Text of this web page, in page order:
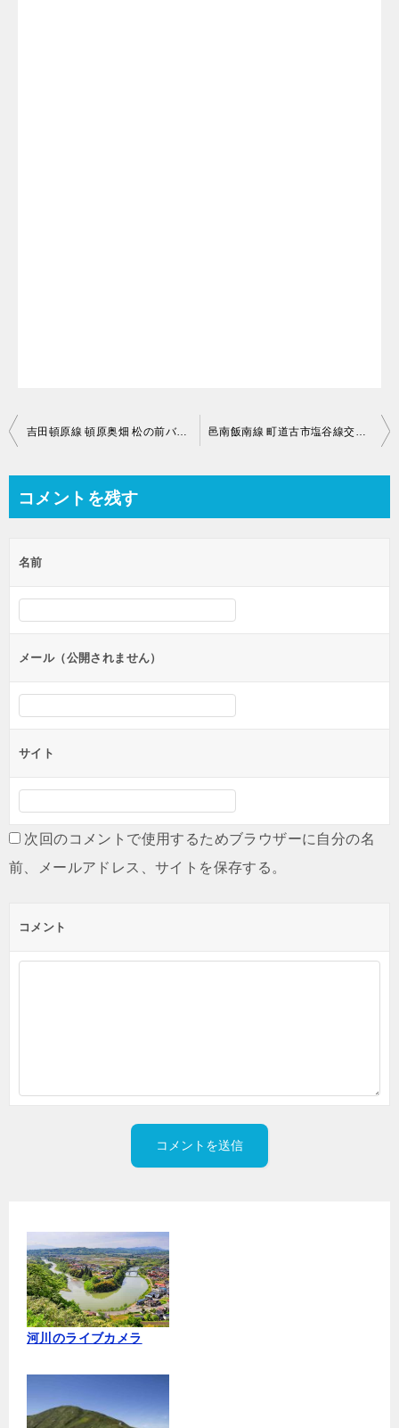
投
ビ
ー
シ
ン
吉田頓原線 頓原奥畑 松の前バス停付近のライブカメラ【島根県飯石郡飯南町】 邑南飯南線 町道古市塩谷線交差点付近のライブカメラ【島根県飯石郡飯南町下赤名】
コメントを残す
名前
メール（公開されません）
サイト
次回のコメントで使用するためブラウザーに自分の名
前、メールアドレス、サイトを保存する。
コメント
河川のライブカメラ